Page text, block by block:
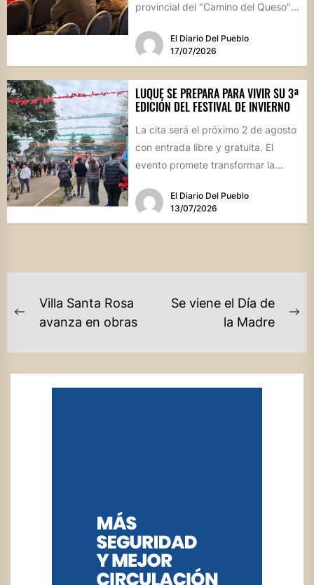
provincial del "Camino del Queso",
identidad productiva y...
El Diario Del Pueblo
17/07/2026
LUQUE SE PREPARA PARA VIVIR SU 3ª
EDICIÓN DEL FESTIVAL DE INVIERNO
La cita será el próximo 2 de agosto
con entrada libre y gratuita. El
evento promete transformar la
El Diario Del Pueblo
13/07/2026
NAVEGACIÓN
ENTRADAS
Previous
Villa Santa Rosa
avanza en obras
Se viene el Día de
la Madre